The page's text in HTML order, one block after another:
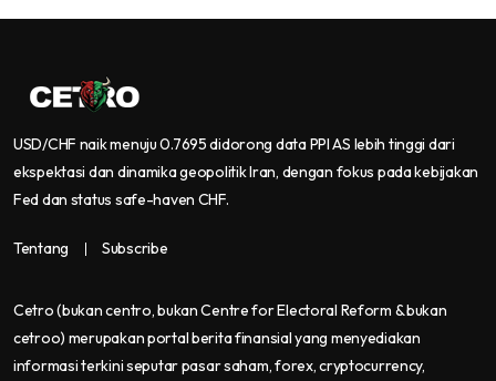
USD/CHF naik menuju 0.7695 didorong data PPI AS lebih tinggi dari
ekspektasi dan dinamika geopolitik Iran, dengan fokus pada kebijakan
Fed dan status safe-haven CHF.
Tentang Subscribe
Cetro(bukan centro, bukan Centre for Electoral Reform & bukan
cetroo) merupakan portal berita finansial yang menyediakan
informasi terkini seputar pasar saham, forex, cryptocurrency,